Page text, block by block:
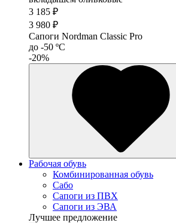
3 185 ₽
3 980 ₽
Сапоги Nordman Classic Pro
до -50 ºС
-20%
Рабочая обувь
Комбинированная обувь
Сабо
Сапоги из ПВХ
Сапоги из ЭВА
Лучшее предложение